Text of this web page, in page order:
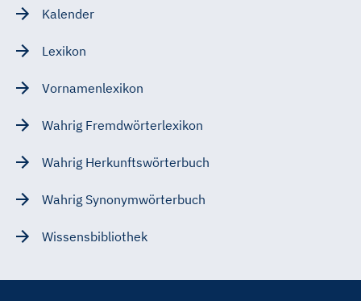
Kalender
Lexikon
Vornamenlexikon
Wahrig Fremdwörterlexikon
Wahrig Herkunftswörterbuch
Wahrig Synonymwörterbuch
Wissensbibliothek